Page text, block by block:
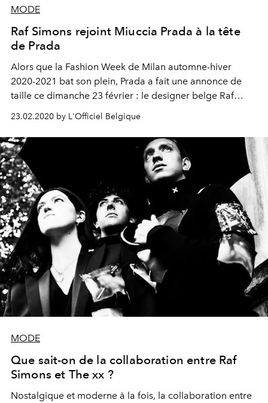
MODE
Raf Simons rejoint Miuccia Prada à la tête
de Prada
Alors que la Fashion Week de Milan automne-hiver
2020-2021 bat son plein, Prada a fait une annonce de
taille ce dimanche 23 février : le designer belge Raf
Simons rejoint Miuccia Prada à la tête de la maison
23.02.2020 by L'Officiel Belgique
MODE
Que sait-on de la collaboration entre Raf
Simons et The xx ?
Nostalgique et moderne à la fois, la collaboration entre